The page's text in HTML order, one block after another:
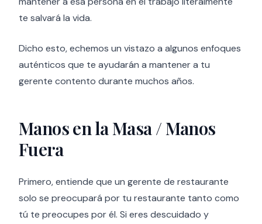
te salvará la vida.
Dicho esto, echemos un vistazo a algunos enfoques
auténticos que te ayudarán a mantener a tu
gerente contento durante muchos años.
Manos en la Masa / Manos
Fuera
Primero, entiende que un gerente de restaurante
solo se preocupará por tu restaurante tanto como
tú te preocupes por él. Si eres descuidado y